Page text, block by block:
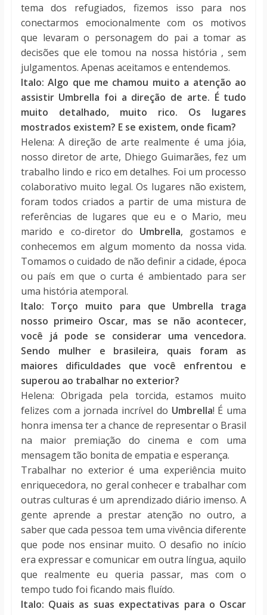
tema dos refugiados, fizemos isso para nos
conectarmos emocionalmente com os motivos
que levaram o personagem do pai a tomar as
decisões que ele tomou na nossa história , sem
julgamentos. Apenas aceitamos e entendemos.
Italo: Algo que me chamou muito a atenção ao
assistir Umbrella foi a direção de arte. É tudo
muito detalhado, muito rico. Os lugares
mostrados existem? E se existem, onde ficam?
Helena: A direção de arte realmente é uma jóia,
nosso diretor de arte, Dhiego Guimarães, fez um
trabalho lindo e rico em detalhes. Foi um processo
colaborativo muito legal. Os lugares não existem,
foram todos criados a partir de uma mistura de
referências de lugares que eu e o Mario, meu
marido e co-diretor do Umbrella, gostamos e
conhecemos em algum momento da nossa vida.
Tomamos o cuidado de não definir a cidade, época
ou país em que o curta é ambientado para ser
uma história atemporal.
Italo: Torço muito para que Umbrella traga
nosso primeiro Oscar, mas se não acontecer,
você já pode se considerar uma vencedora.
Sendo mulher e brasileira, quais foram as
maiores dificuldades que você enfrentou e
superou ao trabalhar no exterior?
Helena: Obrigada pela torcida, estamos muito
felizes com a jornada incrível do Umbrella! É uma
honra imensa ter a chance de representar o Brasil
na maior premiação do cinema e com uma
mensagem tão bonita de empatia e esperança.
Trabalhar no exterior é uma experiência muito
enriquecedora, no geral conhecer e trabalhar com
outras culturas é um aprendizado diário imenso. A
gente aprende a prestar atenção no outro, a
saber que cada pessoa tem uma vivência diferente
que pode nos ensinar muito. O desafio no início
era expressar e comunicar em outra língua, aquilo
que realmente eu queria passar, mas com o
tempo tudo foi ficando mais fluído.
Italo: Quais as suas expectativas para o Oscar